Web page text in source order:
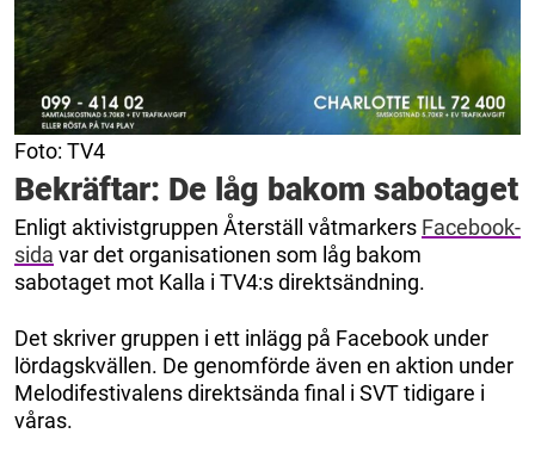
Foto: TV4
Bekräftar: De låg bakom sabotaget
Enligt aktivistgruppen Återställ våtmarkers Facebook-
sida var det organisationen som låg bakom
sabotaget mot Kalla i TV4:s direktsändning.
Det skriver gruppen i ett inlägg på Facebook under
lördagskvällen. De genomförde även en aktion under
Melodifestivalens direktsända final i SVT tidigare i
våras.